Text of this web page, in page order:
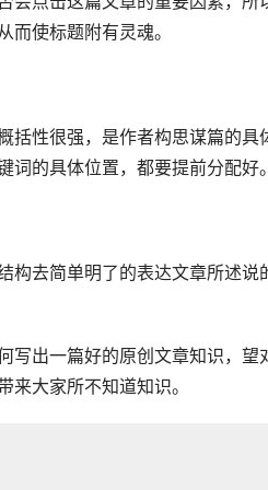
使标题附有灵魂。
性很强，是作者构思谋篇的具
的具体位置，都要提前分配好。
去简单明了的表达文章所述说
出一篇好的原创文章知识，望
大家所不知道知识。